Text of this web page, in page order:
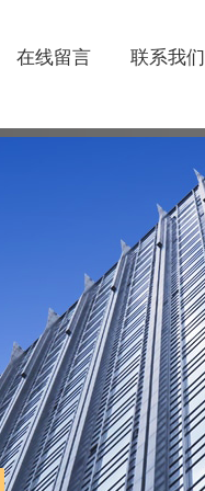
在线留言 联系我们